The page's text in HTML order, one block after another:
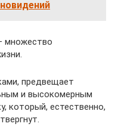
множество
предвещает
и высокомерным
который, естественно,